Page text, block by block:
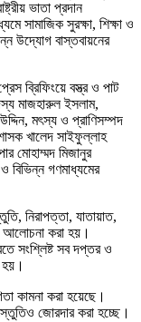
ভাতা প্রদান
সামাজিক সুরক্ষা, শিক্ষা ও
উদ্যোগ বাস্তবায়নের
ব্রিফিংয়ে বস্ত্র ও পাট
মাজহারুল ইসলাম,
মৎস্য ও প্রাণিসম্পদ
খালেদ সাইফুল্লাহ
মোহাম্মদ মিজানুর
বিভিন্ন গণমাধ্যমের
নিরাপত্তা, যাতায়াত,
আলোচনা করা হয়।
সংশ্লিষ্ট সব দপ্তর ও
হয়।
কামনা করা হয়েছে।
জোরদার করা হচ্ছে।